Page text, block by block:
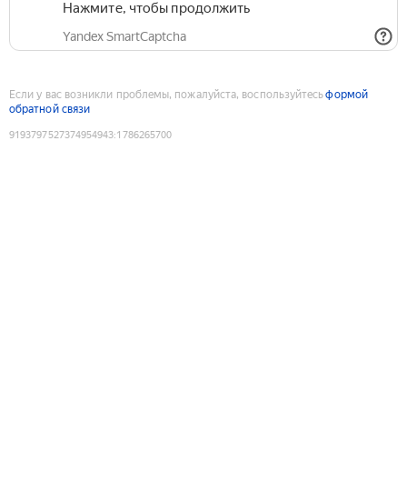
Нажмите, чтобы продолжить
Yandex SmartCaptcha
Если у вас возникли проблемы, пожалуйста, воспользуйтесьформой
обратной связи
9193797527374954943:1786265700